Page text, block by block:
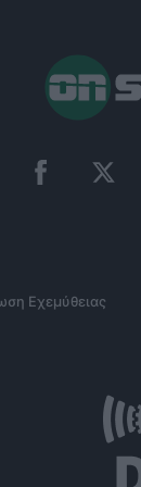
Εχεμύθειας